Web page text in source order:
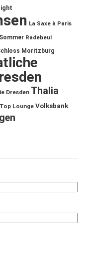
La Saxe à Paris
Radebeul
Moritzburg
Dresden Thalia
Top Lounge Volksbank